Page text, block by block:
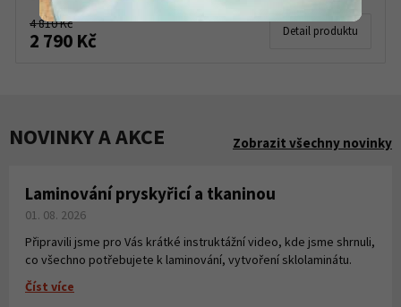
4 810 Kč
2 790 Kč Detail produktu
NOVINKY A AKCE Zobrazit všechny novinky
Laminování pryskyřicí a tkaninou
01. 08. 2026
Připravili jsme pro Vás krátké instruktážní video, kde jsme shrnuli,
co všechno potřebujete k laminování, vytvoření sklolaminátu.
Číst více